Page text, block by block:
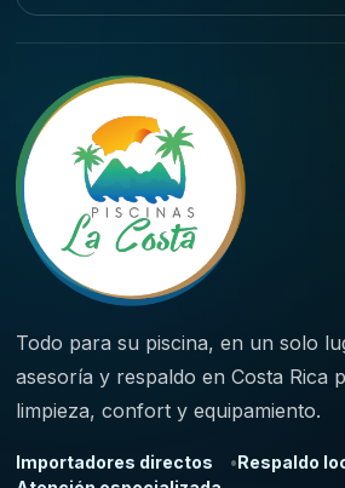
Todo para su piscina, en un solo
asesoría y respaldo en Costa Rica
limpieza, confort y equipamiento.
Importadores directos
Respaldo